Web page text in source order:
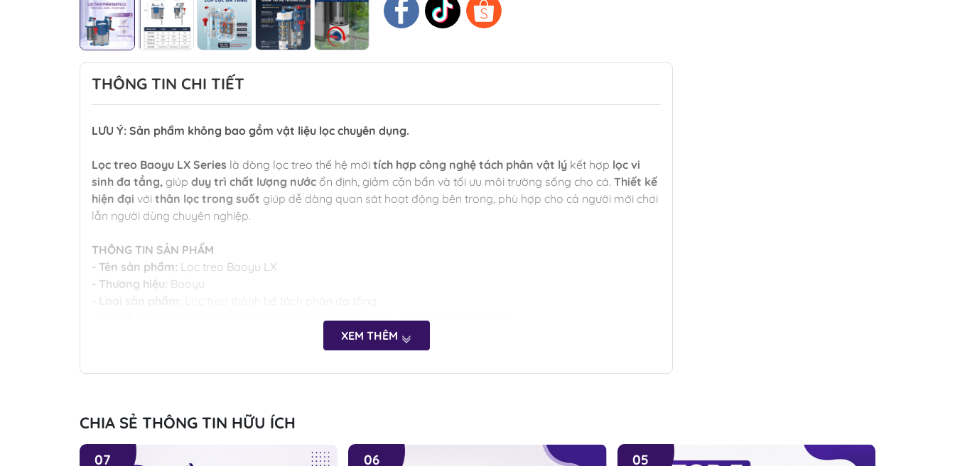
THÔNG TIN CHI TIẾT
LƯU Ý: Sản phẩm không bao gồm vật liệu lọc chuyên dụng.
Lọc treo Baoyu LX Series là dòng lọc treo thế hệ mới tích hợp công nghệ tách phân vật lý kết hợp lọc vi
sinh đa tầng, giúp duy trì chất lượng nước ổn định, giảm cặn bẩn và tối ưu môi trường sống cho cá. Thiết kế
hiện đại với thân lọc trong suốt giúp dễ dàng quan sát hoạt động bên trong, phù hợp cho cả người mới chơi
lẫn người dùng chuyên nghiệp.
THÔNG TIN SẢN PHẨM
- Tên sản phẩm: Lọc treo Baoyu LX
- Thương hiệu: Baoyu
Hồ thủy sinh, hồ cá cảnh, hồ cá vàng, hồ nano, hồ nuôi cá nước ngọt
- Số ngăn lọc:2 ngăn
- Kích thước:
XEM THÊM
CHIA SẺ THÔNG TIN HỮU ÍCH
07 06 05